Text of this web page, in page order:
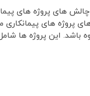
های پروژه های
های پیمانکاری
باشد. این پروژه ها